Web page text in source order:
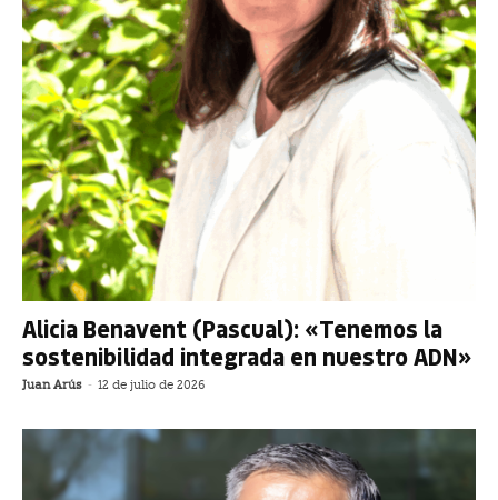
Alicia Benavent (Pascual): «Tenemos la
sostenibilidad integrada en nuestro ADN»
Juan Arús - 12 de julio de 2026